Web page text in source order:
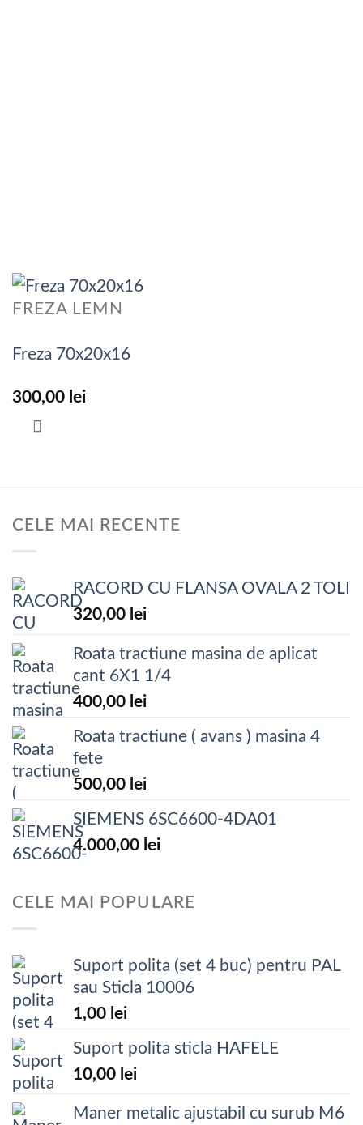
FREZA LEMN
Freza 70x20x16
300,00 lei
CELE MAI RECENTE
RACORD CU FLANSA OVALA 2 TOLI
320,00 lei
Roata tractiune masina de aplicat
cant 6X1 1/4
400,00 lei
Roata tractiune ( avans ) masina 4
fete
500,00 lei
SIEMENS 6SC6600-4DA01
4.000,00 lei
CELE MAI POPULARE
Suport polita (set 4 buc) pentru PAL
sau Sticla 10006
1,00 lei
Suport polita sticla HAFELE
10,00 lei
Maner metalic ajustabil cu surub M6